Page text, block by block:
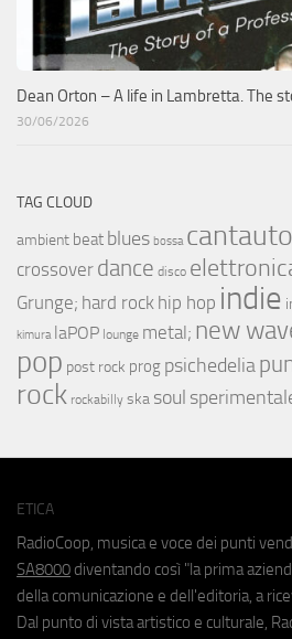
Dean Orton – A life in Lambretta. The
30/06/2026
TAG CLOUD
ambient beat blues bossa
crossover dance disco
Grunge; hard rock hip hop indie
kimura laPOP lounge metal; new
pop post rock prog psichedelia
rock rockabilly ska soul
ETICA
RadioCoop, musica e voce dei punti
SA8000 diventando così "la prima
della comunicazione e dell'editoria, a
Dal punto di vista artistico e culturale,